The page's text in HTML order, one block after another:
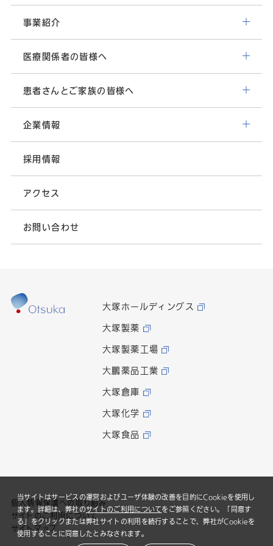
事業紹介
医療関係者の皆様へ
患者さんとご家族の皆様へ
企業情報
採用情報
アクセス
お問い合わせ
大塚ホールディングス
大塚製薬
大塚製薬工場
大鵬薬品工業
大塚倉庫
大塚化学
大塚食品
個人情報保護への取り組み
サイトのご利用について
サイトマップ
当サイトはサービスの運営およびユーザ体験の改善を目的にCookieを使用し
ます。詳細は、弊社のサイトのご利用についてをご参照ください。「同意す
る」をクリックまたは弊社サイトの利用を続行することで、弊社がCookieを
使用することに同意したとみなされます。